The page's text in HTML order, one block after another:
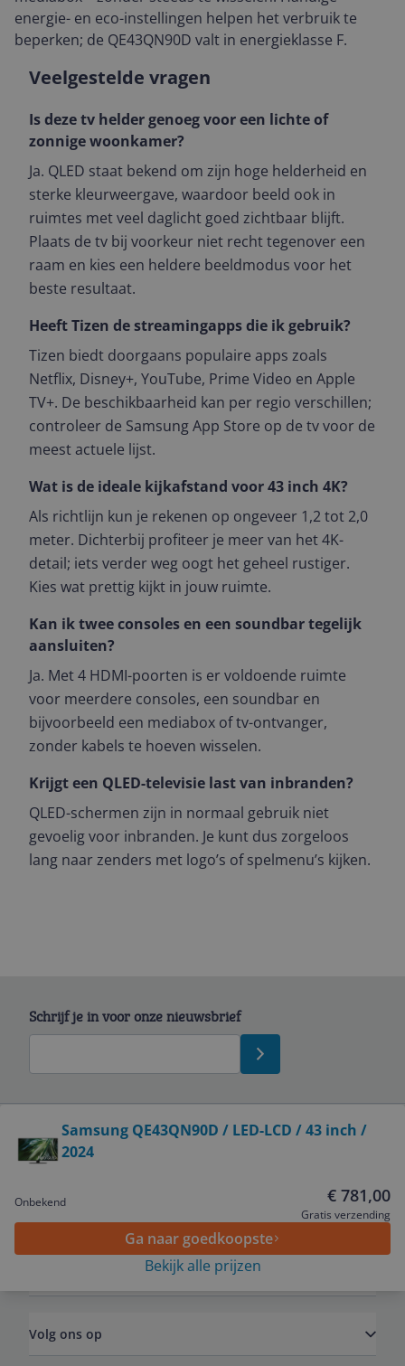
energie- en eco-instellingen helpen het verbruik te
beperken; de QE43QN90D valt in energieklasse F.
Veelgestelde vragen
Is deze tv helder genoeg voor een lichte of
zonnige woonkamer?
Ja. QLED staat bekend om zijn hoge helderheid en
sterke kleurweergave, waardoor beeld ook in
ruimtes met veel daglicht goed zichtbaar blijft.
Plaats de tv bij voorkeur niet recht tegenover een
raam en kies een heldere beeldmodus voor het
beste resultaat.
Heeft Tizen de streamingapps die ik gebruik?
Tizen biedt doorgaans populaire apps zoals
Netflix, Disney+, YouTube, Prime Video en Apple
TV+. De beschikbaarheid kan per regio verschillen;
controleer de Samsung App Store op de tv voor de
meest actuele lijst.
Wat is de ideale kijkafstand voor 43 inch 4K?
Als richtlijn kun je rekenen op ongeveer 1,2 tot 2,0
meter. Dichterbij profiteer je meer van het 4K-
detail; iets verder weg oogt het geheel rustiger.
Kies wat prettig kijkt in jouw ruimte.
Kan ik twee consoles en een soundbar tegelijk
aansluiten?
Ja. Met 4 HDMI-poorten is er voldoende ruimte
voor meerdere consoles, een soundbar en
bijvoorbeeld een mediabox of tv-ontvanger,
zonder kabels te hoeven wisselen.
Krijgt een QLED-televisie last van inbranden?
QLED-schermen zijn in normaal gebruik niet
gevoelig voor inbranden. Je kunt dus zorgeloos
lang naar zenders met logo’s of spelmenu’s kijken.
Samsung QE43QN90D / LED-LCD / 43 inch /
2024
Onbekend € 781,00
Gratis verzending
Ga naar goedkoopste
Bekijk alle prijzen
Schrijf je in voor onze nieuwsbrief
Service
Volg ons op